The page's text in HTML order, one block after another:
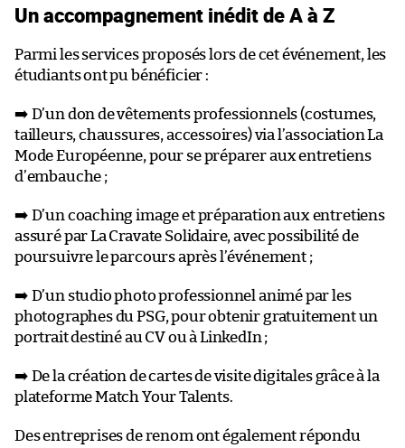
Un accompagnement inédit de A à Z
Parmi les services proposés lors de cet événement, les
étudiants ont pu bénéficier :
➡️ D’un don de vêtements professionnels (costumes,
tailleurs, chaussures, accessoires) via l’association La
Mode Européenne, pour se préparer aux entretiens
d’embauche ;
➡️ D’un coaching image et préparation aux entretiens
assuré par La Cravate Solidaire, avec possibilité de
poursuivre le parcours après l’événement ;
➡️ D’un studio photo professionnel animé par les
photographes du PSG, pour obtenir gratuitement un
portrait destiné au CV ou à LinkedIn ;
➡️ De la création de cartes de visite digitales grâce à la
plateforme Match Your Talents.
Des entreprises de renom ont également répondu